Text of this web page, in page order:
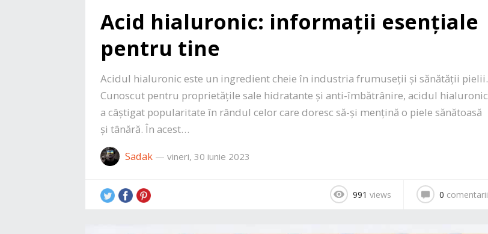
Acid hialuronic: informații esențiale
pentru tine
Acidul hialuronic este un ingredient cheie în industria frumuseții și sănătății pielii.
Cunoscut pentru proprietățile sale hidratante și anti-îmbătrânire, acidul hialuronic
a câștigat popularitate în rândul celor care doresc să-și mențină o piele sănătoasă
și tânără. În acest…
Sadak — vineri, 30 iunie 2023
991 views 0 comentarii